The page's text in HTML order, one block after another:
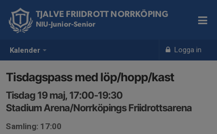
Kalender Logga in
TJALVE FRIIDROTT NORRKÖPING
NIU-Junior-Senior
Tisdagspass med löp/hopp/kast
Tisdag 19 maj, 17:00-19:30
Stadium Arena/Norrköpings Friidrottsarena
Samling: 17:00